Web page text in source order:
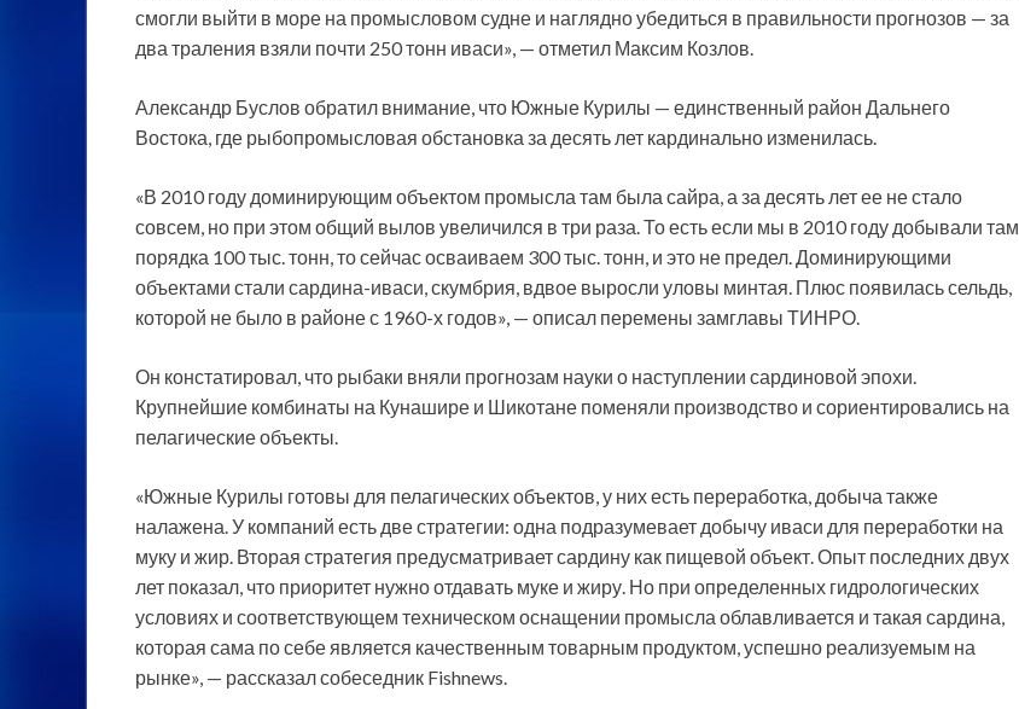
смогли выйти в море на промысловом судне и наглядно убедиться в правильности прогнозов — за
два траления взяли почти 250 тонн иваси», — отметил Максим Козлов.
Александр Буслов обратил внимание, что Южные Курилы — единственный район Дальнего
Востока, где рыбопромысловая обстановка за десять лет кардинально изменилась.
«В 2010 году доминирующим объектом промысла там была сайра, а за десять лет ее не стало
совсем, но при этом общий вылов увеличился в три раза. То есть если мы в 2010 году добывали там
порядка 100 тыс. тонн, то сейчас осваиваем 300 тыс. тонн, и это не предел. Доминирующими
объектами стали сардина-иваси, скумбрия, вдвое выросли уловы минтая. Плюс появилась сельдь,
которой не было в районе с 1960-х годов», — описал перемены замглавы ТИНРО.
Он констатировал, что рыбаки вняли прогнозам науки о наступлении сардиновой эпохи.
Крупнейшие комбинаты на Кунашире и Шикотане поменяли производство и сориентировались на
пелагические объекты.
«Южные Курилы готовы для пелагических объектов, у них есть переработка, добыча также
налажена. У компаний есть две стратегии: одна подразумевает добычу иваси для переработки на
муку и жир. Вторая стратегия предусматривает сардину как пищевой объект. Опыт последних двух
лет показал, что приоритет нужно отдавать муке и жиру. Но при определенных гидрологических
условиях и соответствующем техническом оснащении промысла облавливается и такая сардина,
которая сама по себе является качественным товарным продуктом, успешно реализуемым на
рынке», — рассказал собеседник Fishnews.